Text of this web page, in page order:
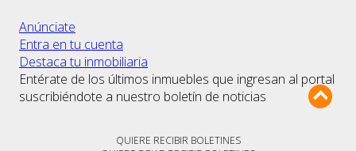
Anúnciate
Entra en tu cuenta
Destaca tu inmobiliaria
Entérate de los últimos inmuebles que ingresan al portal
suscribiéndote a nuestro boletín de noticias
QUIERE RECIBIR BOLETINES